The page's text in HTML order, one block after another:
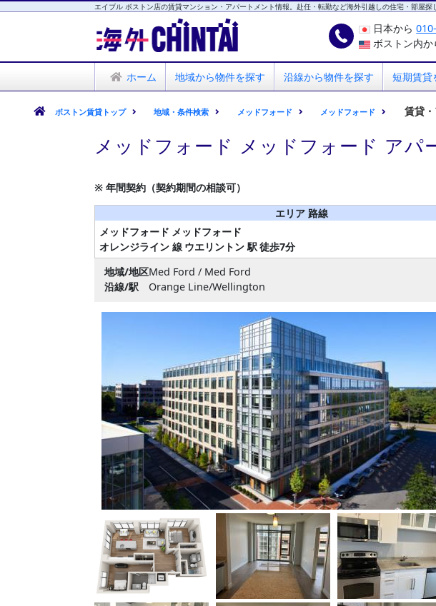
エイブル ボストン店の賃貸マンション・アパートメント情報。赴任・転勤など海外引越しの住宅・部屋探
海外CHINTAI
エイブル ボストン店
日本から
ボストン内
ホーム 地域から物件を探す 沿線から物件を探す 短期賃貸
ボストン賃貸トップ 地域・条件検索 メッドフォード メッドフォード 賃貸
メッドフォード メッドフォード アパ
※ 年間契約（契約期間の相談可）
エリア 路線
メッドフォード メッドフォード
オレンジライン 線 ウエリントン 駅徒歩7分
地域/地区Med Ford / Med Ford
沿線/駅
Orange Line/Wellington